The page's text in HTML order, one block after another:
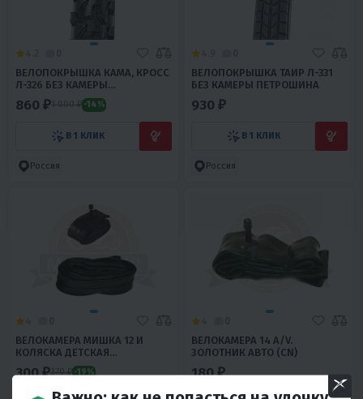
ВЕЛОПОКРЫШКА КАМА, КРОСС
Л-326 БЕЗ КАМЕРЫ
ПЕТРОШИНА
860 ₽1 000 ₽ -14%
В 1 КЛИК
Россия
ВЕЛОПОКРЫШКА ТАИР Л-331
БЕЗ КАМЕРЫ ПЕТРОШИНА
930 ₽
В 1 КЛИК
Россия
ВЕЛОКАМЕРА МИШКА 12 И
КОЛЯСКА ДЕТСКАЯ
ПЕТРОШИНА
300 ₽370 ₽ -19%
ВЕЛОКАМЕРА 14 A/V.
ЗОЛОТНИК АВТО (CN)
180 ₽